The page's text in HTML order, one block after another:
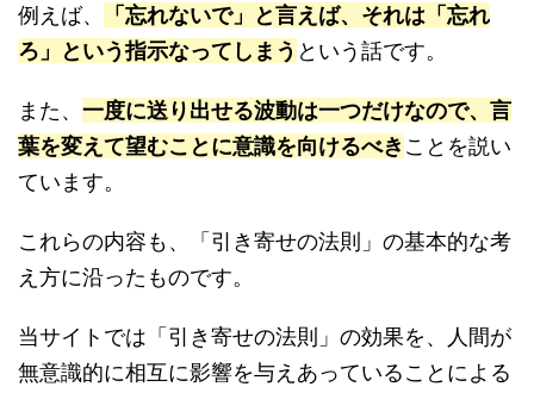
例えば、
「忘れないで」と言えば、それは「忘れ
ろ」という指示なってしまう という話です。
また、 一度に送り出せる波動は一つだけなので、言
葉を変えて望むことに意識を向けるべき ことを説い
ています。
これらの内容も、「引き寄せの法則」の基本的な考
え方に沿ったものです。
当サイトでは「引き寄せの法則」の効果を、人間が
無意識的に相互に影響を与えあっていることによる